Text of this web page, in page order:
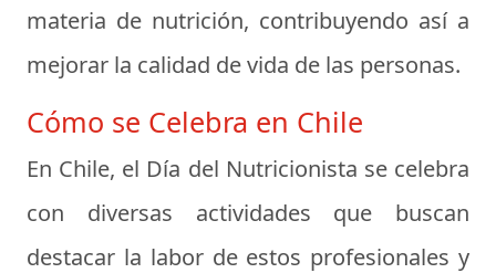
materia de nutrición, contribuyendo así a
mejorar la calidad de vida de las personas.
Cómo se Celebra en Chile
En Chile, el Día del Nutricionista se celebra
con diversas actividades que buscan
destacar la labor de estos profesionales y